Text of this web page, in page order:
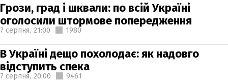
Грози, град і шквали: по всій Україні
оголосили штормове попередження
7 серпня, 21:00 1980
В Україні дещо похолодає: як надовго
відступить спека
7 серпня, 20:00 9461